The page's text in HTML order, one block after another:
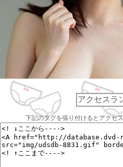
アクセスラ
下記のタグを張り付けるとアクセ